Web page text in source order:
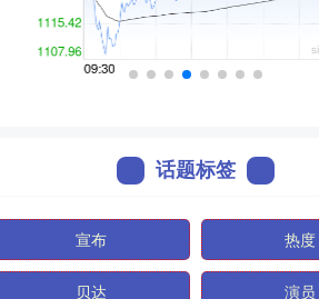
话题标签
宣布 热度
贝达 演员